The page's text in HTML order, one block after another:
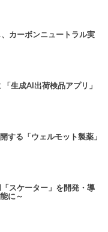
カーボンニュートラル実
生成AI出荷検品アプリ」
する「ウェルモット製薬」
スケーター」を開発・導
に～